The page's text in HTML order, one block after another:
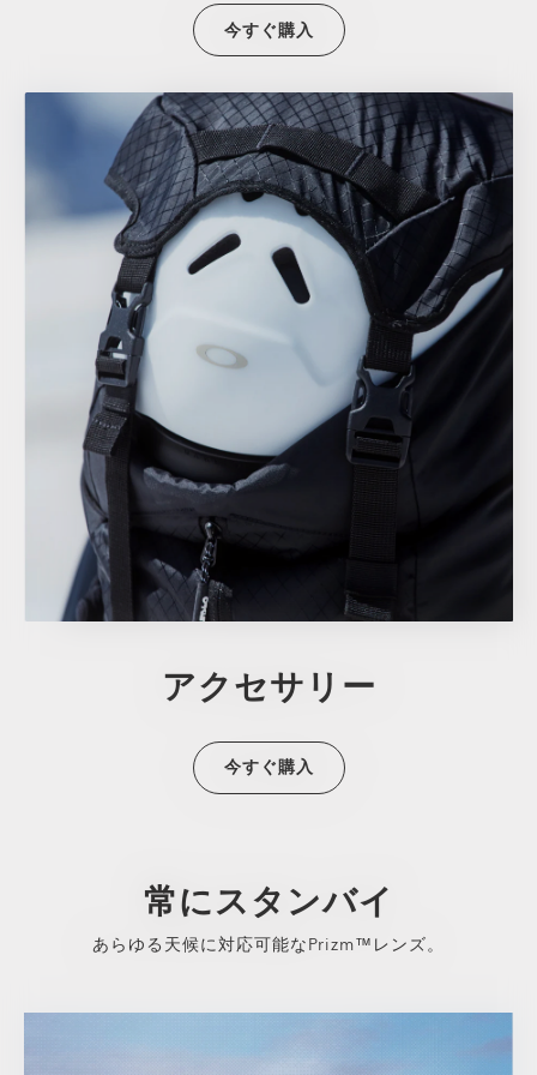
今すぐ購入
アクセサリー
今すぐ購入
常にスタンバイ
あらゆる天候に対応可能なPrizm™レンズ。